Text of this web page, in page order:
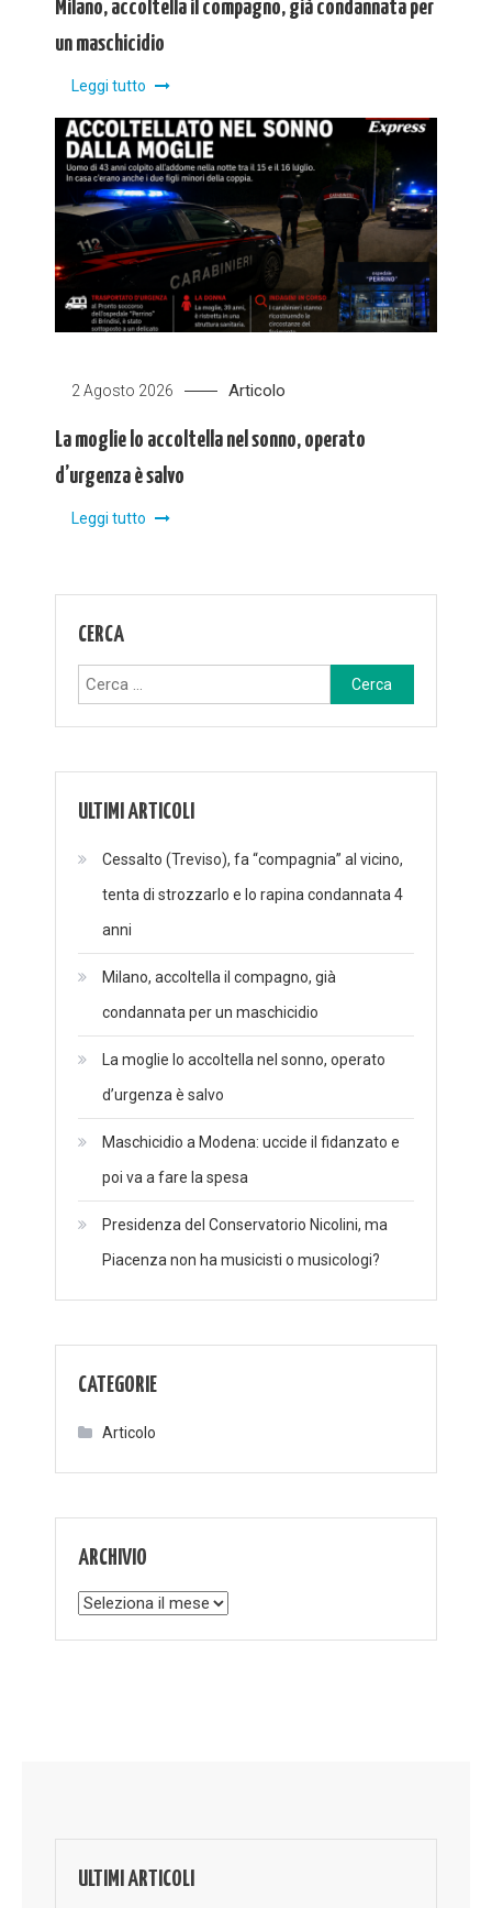
Milano, accoltella il compagno, già condannata per
un maschicidio
Leggi tutto
2 Agosto 2026 Articolo
La moglie lo accoltella nel sonno, operato
d’urgenza è salvo
Leggi tutto
CERCA
Ricerca
per:
ULTIMI ARTICOLI
Cessalto (Treviso), fa “compagnia” al vicino,
tenta di strozzarlo e lo rapina condannata 4
anni
Milano, accoltella il compagno, già
condannata per un maschicidio
La moglie lo accoltella nel sonno, operato
d’urgenza è salvo
Maschicidio a Modena: uccide il fidanzato e
poi va a fare la spesa
Presidenza del Conservatorio Nicolini, ma
Piacenza non ha musicisti o musicologi?
CATEGORIE
Articolo
ARCHIVIO
Archivio
ULTIMI ARTICOLI